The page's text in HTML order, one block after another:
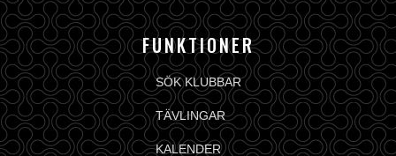
FUNKTIONER
SÖK KLUBBAR
TÄVLINGAR
KALENDER